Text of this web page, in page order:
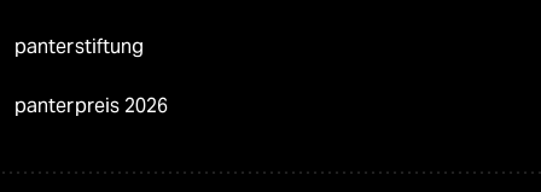
panterstiftung
panterpreis 2026